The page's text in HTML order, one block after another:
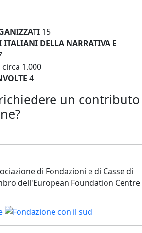
15
DELLA NARRATIVA E
circa 1.000
4
un contributo
di Fondazioni e di Casse di
dell'European Foundation Centre